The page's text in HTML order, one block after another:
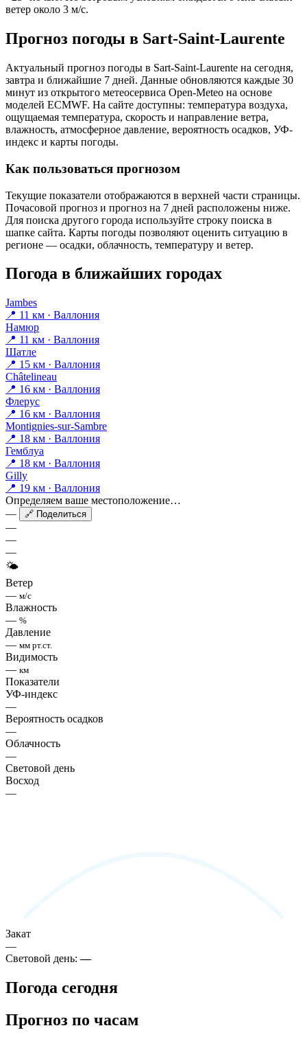
ветер около 3 м/с.
Прогноз погоды в Sart-Saint-Laurentе
Актуальный прогноз погоды в Sart-Saint-Laurentе на сегодня,
завтра и ближайшие 7 дней. Данные обновляются каждые 30
минут из открытого метеосервиса Open-Meteo на основе
моделей ECMWF. На сайте доступны: температура воздуха,
ощущаемая температура, скорость и направление ветра,
влажность, атмосферное давление, вероятность осадков, УФ-
индекс и карты погоды.
Как пользоваться прогнозом
Текущие показатели отображаются в верхней части страницы.
Почасовой прогноз и прогноз на 7 дней расположены ниже.
Для поиска другого города используйте строку поиска в
шапке сайта. Карты погоды позволяют оценить ситуацию в
регионе — осадки, облачность, температуру и ветер.
Погода в ближайших городах
Jambes
📍 11 км · Валлония
Намюр
📍 11 км · Валлония
Шатле
📍 15 км · Валлония
Châtelineau
📍 16 км · Валлония
Флерус
📍 16 км · Валлония
Montignies-sur-Sambre
📍 18 км · Валлония
Гемблуа
📍 18 км · Валлония
Gilly
📍 19 км · Валлония
Определяем ваше местоположение…
—
🔗 Поделиться
—
—
—
🌤
Ветер
— м/с
Влажность
— %
Давление
— мм рт.ст.
Видимость
— км
Показатели
УФ-индекс
—
Вероятность осадков
—
Облачность
—
Световой день
Восход
—
Закат
—
Световой день:—
Погода сегодня
Прогноз по часам